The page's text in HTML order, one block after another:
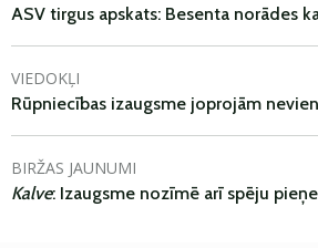
ASV tirgus apskats: Besenta norādes
VIEDOKĻI
Rūpniecības izaugsme joprojām
BIRŽAS JAUNUMI
Kalve: Izaugsme nozīmē arī spēju